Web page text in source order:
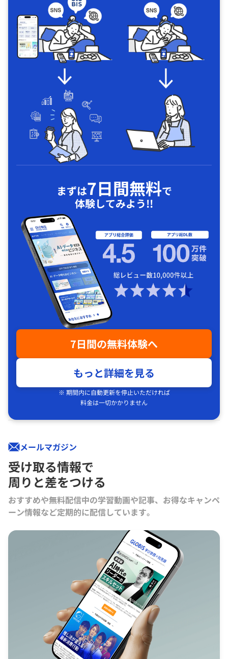
まずは7日間無料で
体験してみよう!!
7日間の無料体験へ
もっと詳細を見る
※ 期間内に自動更新を停止いただければ
料金は一切かかりません
メールマガジン
受け取る情報で
周りと差をつける
おすすめや無料配信中の学習動画や記事、お得なキャンペ
ーン情報など定期的に配信しています。